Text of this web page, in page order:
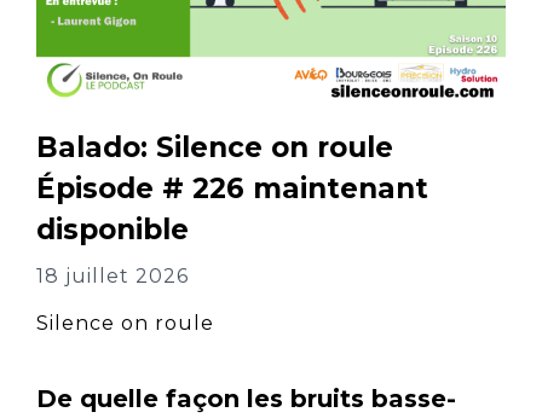
Balado: Silence on roule
Épisode # 226 maintenant
disponible
18 juillet 2026
Silence on roule
De quelle façon les bruits basse-